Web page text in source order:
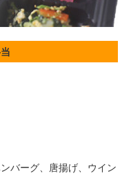
バーグ、唐揚げ、ウイン